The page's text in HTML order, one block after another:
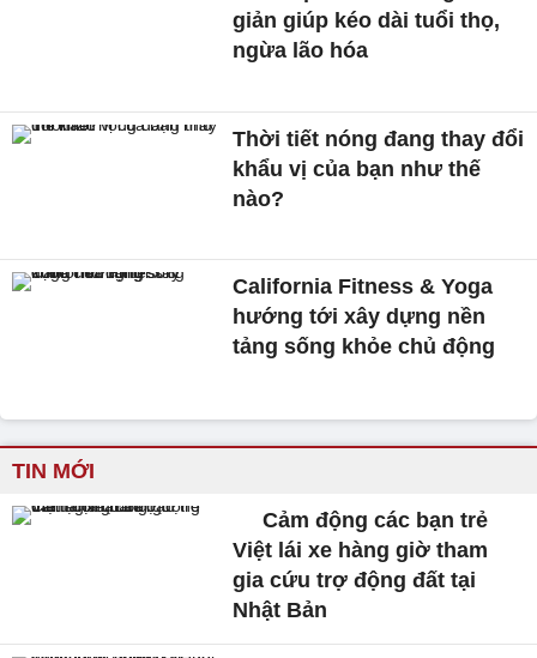
giản giúp kéo dài tuổi thọ,
ngừa lão hóa
Thời tiết nóng đang thay đổi
khẩu vị của bạn như thế
nào?
California Fitness & Yoga
hướng tới xây dựng nền
tảng sống khỏe chủ động
TIN MỚI
Cảm động các bạn trẻ
Việt lái xe hàng giờ tham
gia cứu trợ động đất tại
Nhật Bản